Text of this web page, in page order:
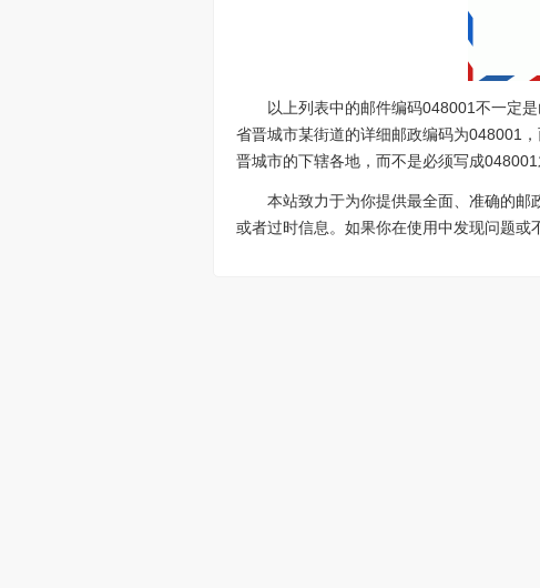
以上列表中的邮件编码048001不一定
省晋城市某街道的详细邮政编码为048001
晋城市的下辖各地，而不是必须写成048001
本站致力于为你提供最全面、准确的
或者过时信息。如果你在使用中发现问题或